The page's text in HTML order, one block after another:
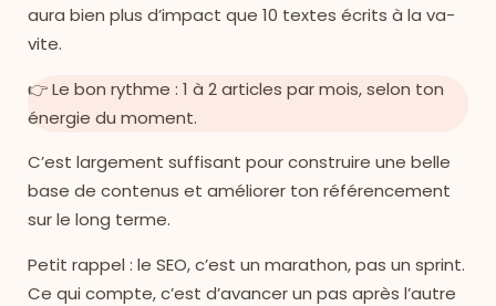
aura bien plus d’impact que 10 textes écrits à la va-
vite.
👉 Le bon rythme : 1 à 2 articles par mois, selon ton
énergie du moment.
C’est largement suffisant pour construire une belle
base de contenus et améliorer ton référencement
sur le long terme.
Petit rappel : le SEO, c’est un marathon, pas un sprint.
Ce qui compte, c’est d’avancer un pas après l’autre